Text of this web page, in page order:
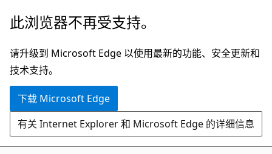
跳
主
要
内
此浏览器不再受支持。
请升级到 Microsoft Edge 以使用最新的功能、安全更新和
技术支持。
下载 Microsoft Edge
有关 Internet Explorer 和 Microsoft Edge 的详细信息